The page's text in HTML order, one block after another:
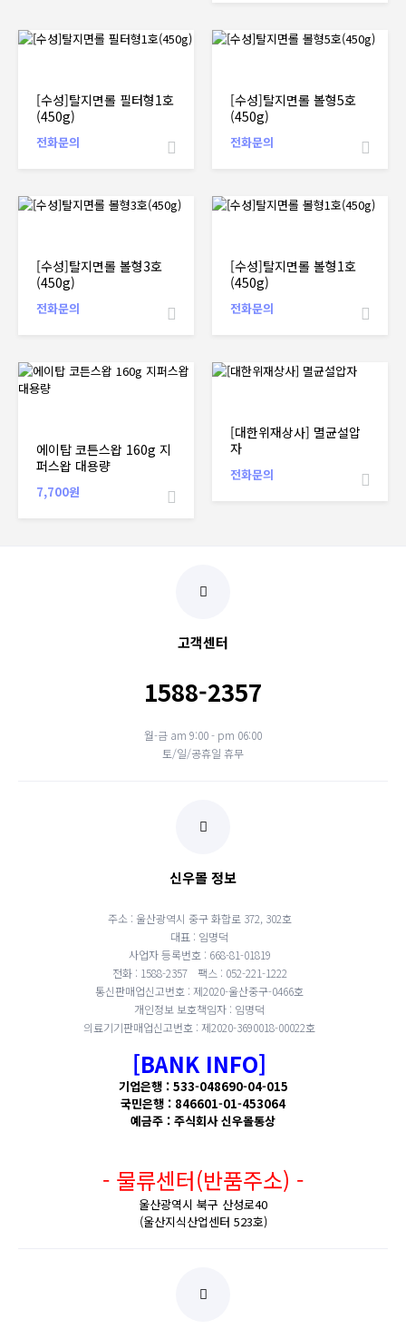
[수성]탈지면롤 필터형1호
(450g)
전화문의
[수성]탈지면롤 볼형5호
(450g)
전화문의
[수성]탈지면롤 볼형3호
(450g)
전화문의
[수성]탈지면롤 볼형1호
(450g)
전화문의
에이탑 코튼스왑 160g 지
퍼스왑 대용량
7,700원
[대한위재상사] 멸균설압
자
전화문의
고객센터
1588-2357
월-금 am 9:00 - pm 06:00
토/일/공휴일 휴무
신우몰 정보
주소 : 울산광역시 중구 화합로 372, 302호
대표 : 임명덕
사업자 등록번호 : 668-81-01819
전화 : 1588-2357
팩스 : 052-221-1222
통신판매업신고번호 : 제2020-울산중구-0466호
개인정보 보호책임자 : 임명덕
의료기기판매업신고번호 : 제2020-3690018-00022호
[BANK INFO]
기업은행 : 533-048690-04-015
국민은행 : 846601-01-453064
예금주 : 주식회사 신우몰통상
- 물류센터(반품주소) -
울산광역시 북구 산성로40
(울산지식산업센터 523호)